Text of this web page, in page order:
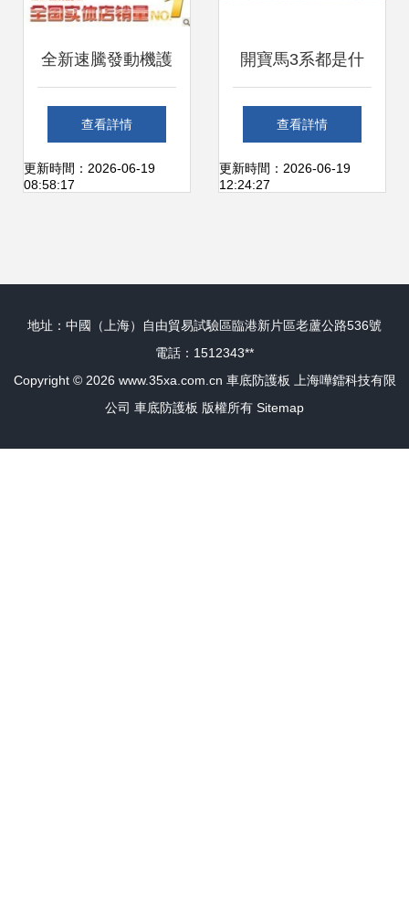
全新速騰發動機護
板 車底防護板全方
位產品參考指南
查看詳情
更新時間：2026-06-19
08:58:17
開寶馬3系都是什
么人？看看底盤就
知道了——車底防
查看詳情
更新時間：2026-06-19
12:24:27
地址：中國（上海）自由貿易試驗區臨港新片區老蘆公路536號
電話：1512343**
Copyright © 2026 www.35xa.com.cn 車底防護板
上海嘩鐳科技有限
公司 車底防護板 版權所有 Sitemap